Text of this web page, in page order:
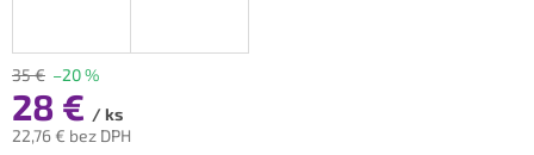
35 € –20 %
28 € / ks
22,76 € bez DPH